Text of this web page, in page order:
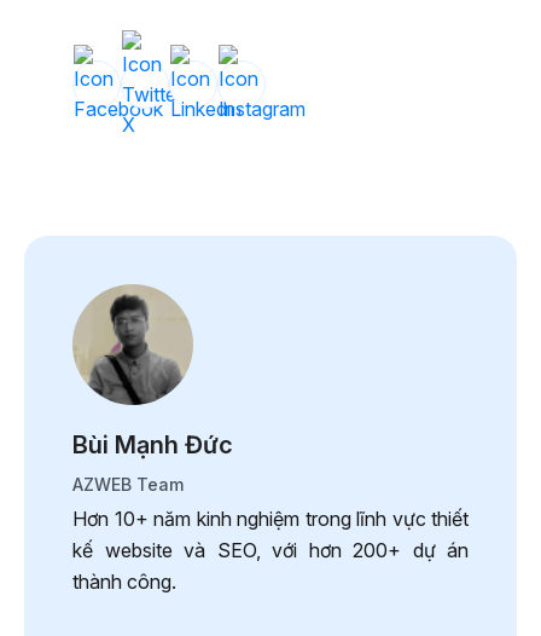
Bùi Mạnh Đức
AZWEB Team
Hơn 10+ năm kinh nghiệm trong lĩnh vực thiết
kế website và SEO, với hơn 200+ dự án
thành công.